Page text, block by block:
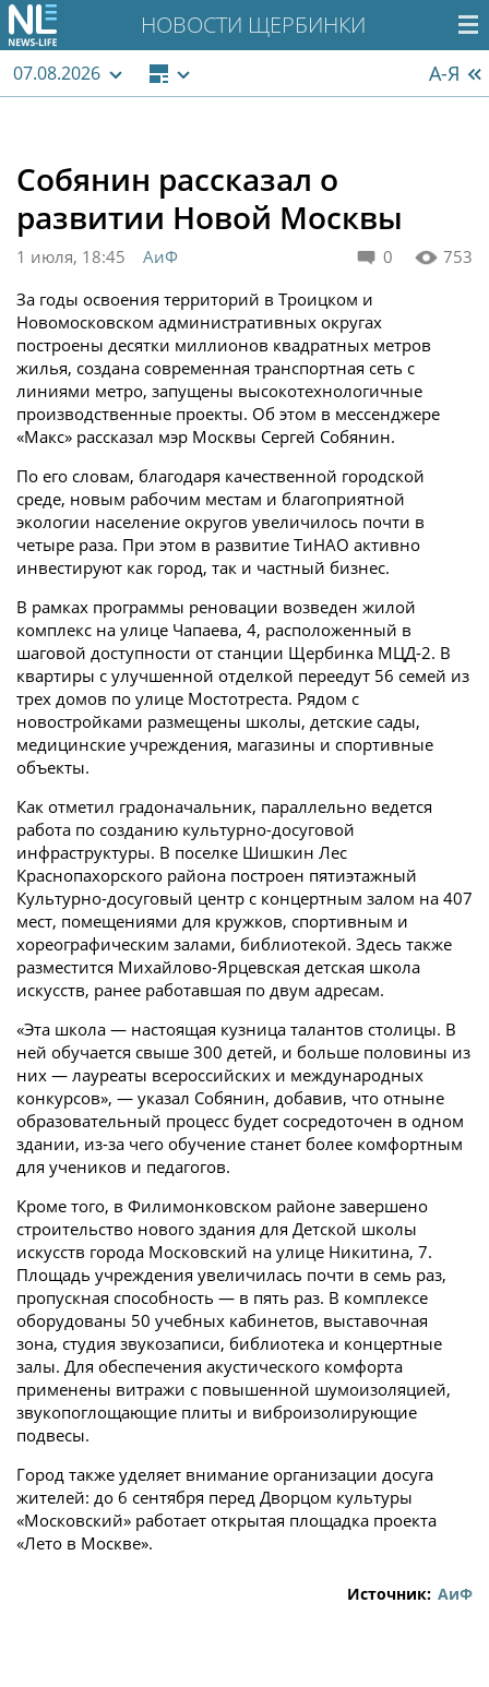
НОВОСТИ ЩЕРБИНКИ
07.08.2026 А-Я
Собянин рассказал о
развитии Новой Москвы
0 753
1 июля, 18:45
АиФ
За годы освоения территорий в Троицком и
Новомосковском административных округах
построены десятки миллионов квадратных метров
жилья, создана современная транспортная сеть с
линиями метро, запущены высокотехнологичные
производственные проекты. Об этом в мессенджере
«Макс» рассказал мэр Москвы Сергей Собянин.
По его словам, благодаря качественной городской
среде, новым рабочим местам и благоприятной
экологии население округов увеличилось почти в
четыре раза. При этом в развитие ТиНАО активно
инвестируют как город, так и частный бизнес.
В рамках программы реновации возведен жилой
комплекс на улице Чапаева, 4, расположенный в
шаговой доступности от станции Щербинка МЦД-2. В
квартиры с улучшенной отделкой переедут 56 семей из
трех домов по улице Мостотреста. Рядом с
новостройками размещены школы, детские сады,
медицинские учреждения, магазины и спортивные
объекты.
Как отметил градоначальник, параллельно ведется
работа по созданию культурно-досуговой
инфраструктуры. В поселке Шишкин Лес
Краснопахорского района построен пятиэтажный
Культурно-досуговый центр с концертным залом на 407
мест, помещениями для кружков, спортивным и
хореографическим залами, библиотекой. Здесь также
разместится Михайлово-Ярцевская детская школа
искусств, ранее работавшая по двум адресам.
«Эта школа — настоящая кузница талантов столицы. В
ней обучается свыше 300 детей, и больше половины из
них — лауреаты всероссийских и международных
конкурсов», — указал Собянин, добавив, что отныне
образовательный процесс будет сосредоточен в одном
здании, из-за чего обучение станет более комфортным
для учеников и педагогов.
Кроме того, в Филимонковском районе завершено
строительство нового здания для Детской школы
искусств города Московский на улице Никитина, 7.
Площадь учреждения увеличилась почти в семь раз,
пропускная способность — в пять раз. В комплексе
оборудованы 50 учебных кабинетов, выставочная
зона, студия звукозаписи, библиотека и концертные
залы. Для обеспечения акустического комфорта
применены витражи с повышенной шумоизоляцией,
звукопоглощающие плиты и виброизолирующие
подвесы.
Город также уделяет внимание организации досуга
жителей: до 6 сентября перед Дворцом культуры
«Московский» работает открытая площадка проекта
«Лето в Москве».
Источник: АиФ